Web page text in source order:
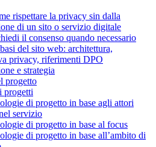
rispettare la privacy sin dalla
di un sito o servizio digitale
il consenso quando necessario
del sito web: architettura,
privacy, riferimenti DPO
e strategia
progetto
progetti
di progetto in base agli attori
servizio
di progetto in base al focus
di progetto in base all’ambito di